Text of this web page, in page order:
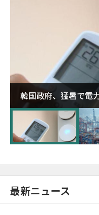
韓国政府、猛暑で電
に需給対応体制を点
最新ニュース